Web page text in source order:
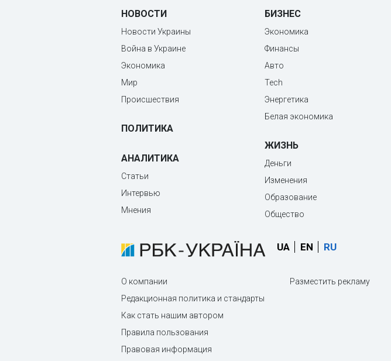
НОВОСТИ
Новости Украины
Война в Украине
Экономика
Мир
Происшествия
ПОЛИТИКА
АНАЛИТИКА
Статьи
Интервью
Мнения
БИЗНЕС
Экономика
Финансы
Авто
Tech
Энергетика
Белая экономика
ЖИЗНЬ
Деньги
Изменения
Образование
Общество
UA EN RU
О компании
Редакционная политика и стандарты
Как стать нашим автором
Правила пользования
Правовая информация
Разместить рекламу